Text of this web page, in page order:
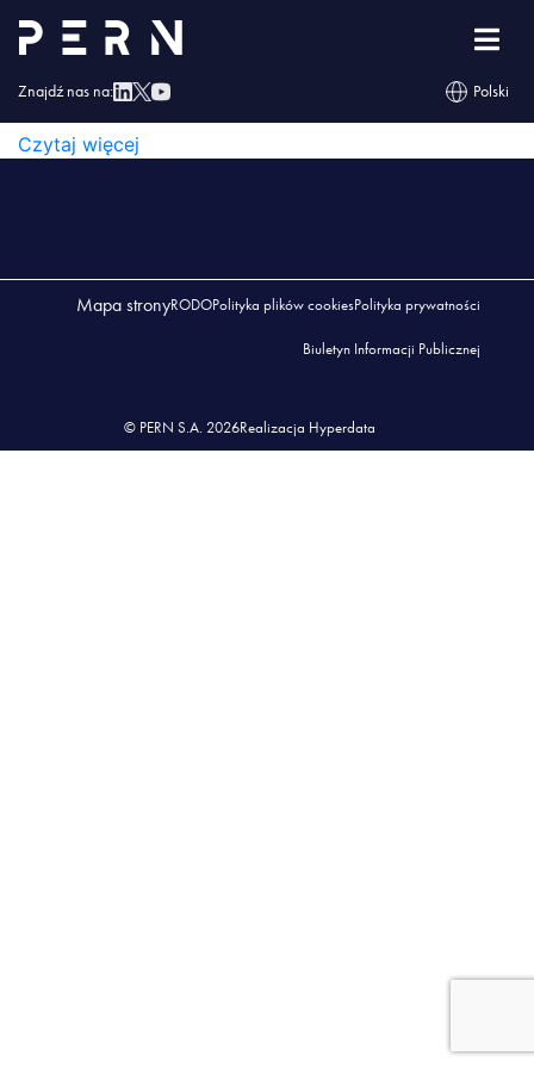
Znajdź nas na: Polski
wykaz_przedsiębiorstw_PERN_06_2025
WYKAZ_PRZEDSIĘBIORSTW_PERN_06_2025
WYKAZ_PRZEDSIĘBIORSTW_PERN_06_2025
Czytaj więcej
Mapa stronyRODOPolityka plików cookiesPolityka prywatności
Biuletyn Informacji Publicznej
© PERN S.A. 2026Realizacja Hyperdata